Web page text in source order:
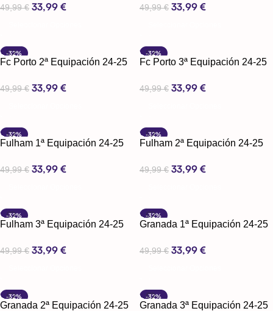
49,99€ 33,99 € 49,99€ 33,99 €
-32%
Fc Porto 2ª Equipación 24-25
49,99€ 33,99 €
-32%
Fc Porto 3ª Equipación 24-25
49,99€ 33,99 €
-32%
Fulham 1ª Equipación 24-25
49,99€ 33,99 €
-32%
Fulham 2ª Equipación 24-25
49,99€ 33,99 €
-32%
Fulham 3ª Equipación 24-25
49,99€ 33,99 €
-32%
Granada 1ª Equipación 24-25
49,99€ 33,99 €
-32%
Granada 2ª Equipación 24-25
-32%
Granada 3ª Equipación 24-25